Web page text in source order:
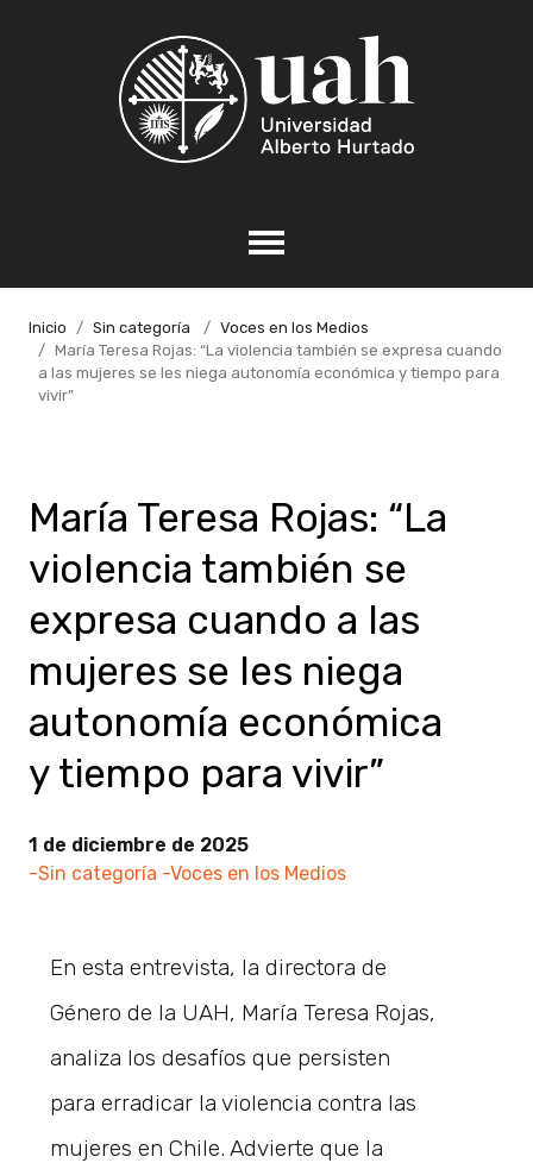
Inicio Sin categoría
Voces en los Medios
María Teresa Rojas: “La violencia también se expresa cuando
a las mujeres se les niega autonomía económica y tiempo para
vivir”
María Teresa Rojas: “La
violencia también se
expresa cuando a las
mujeres se les niega
autonomía económica
y tiempo para vivir”
1 de diciembre de 2025
-Sin categoría -Voces en los Medios
En esta entrevista, la directora de
Género de la UAH, María Teresa Rojas,
analiza los desafíos que persisten
para erradicar la violencia contra las
mujeres en Chile. Advierte que la